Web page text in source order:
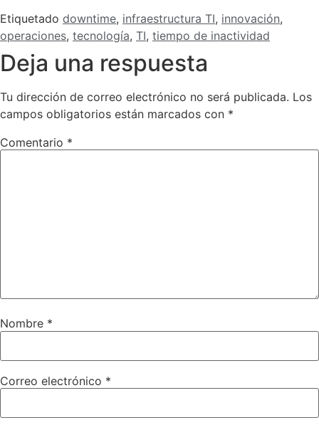
Etiquetado downtime, infraestructura TI, innovación,
operaciones, tecnología, TI, tiempo de inactividad
Deja una respuesta
Tu dirección de correo electrónico no será publicada. Los
campos obligatorios están marcados con *
Comentario *
Nombre *
Correo electrónico *